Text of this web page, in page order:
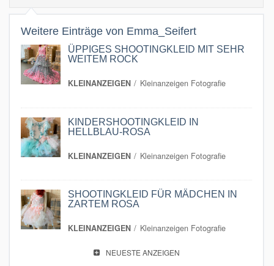
Weitere Einträge von Emma_Seifert
ÜPPIGES SHOOTINGKLEID MIT SEHR
WEITEM ROCK
KLEINANZEIGEN Kleinanzeigen Fotografie
KINDERSHOOTINGKLEID IN
HELLBLAU-ROSA
KLEINANZEIGEN Kleinanzeigen Fotografie
SHOOTINGKLEID FÜR MÄDCHEN IN
ZARTEM ROSA
KLEINANZEIGEN Kleinanzeigen Fotografie
NEUESTE ANZEIGEN